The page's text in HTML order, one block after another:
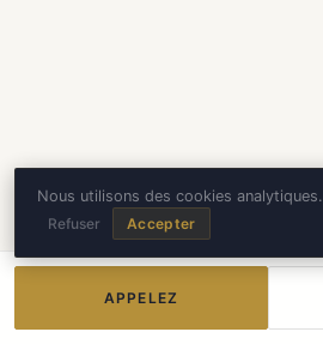
APPELEZ
Nous utilisons des cookies analytiques.
Refuser
Accepter